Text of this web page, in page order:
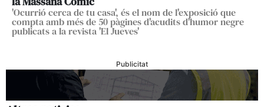
'Ocurrió cerca de tu casa', és el nom de l'exposició que
compta amb més de 50 pàgines d'acudits d'humor negre
publicats a la revista 'El Jueves'
Publicitat